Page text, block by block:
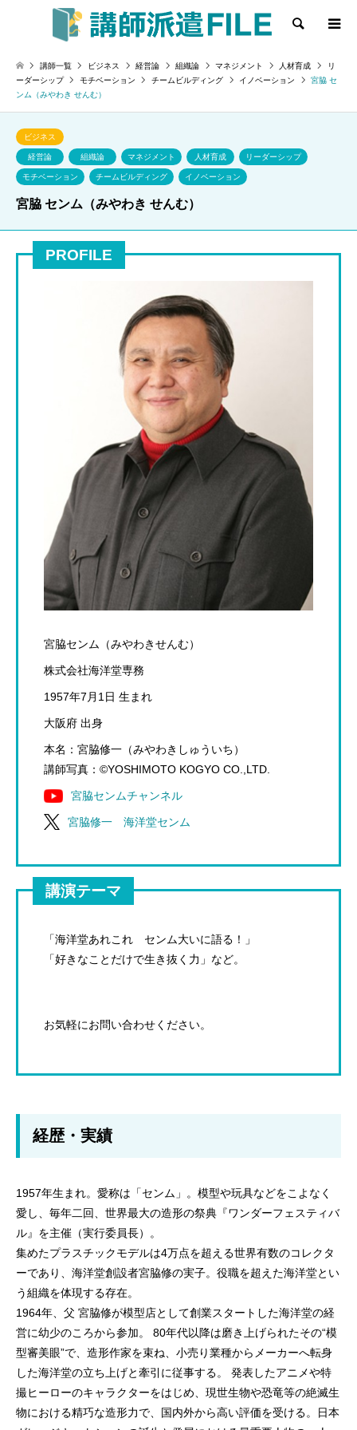
検索
講師一覧 ビジネス 経営論 組織論 マネジメント 人材育成
リ
ーダーシップ
モチベーション チームビルディング イノベーション
宮脇 セ
ンム（みやわき せんむ）
ビジネス
経営論 組織論 マネジメント 人材育成 リーダーシップ
モチベーション チームビルディング イノベーション
宮脇 センム（みやわき せんむ）
PROFILE
宮脇センム（みやわきせんむ）
株式会社海洋堂専務
1957年7月1日 生まれ
大阪府 出身
本名：宮脇修一（みやわきしゅういち）
講師写真：©YOSHIMOTO KOGYO CO.,LTD.
宮脇センムチャンネル
宮脇修一 海洋堂センム
講演テーマ
「海洋堂あれこれ センム大いに語る！」
「好きなことだけで生き抜く力」など。
お気軽にお問い合わせください。
経歴・実績
1957年生まれ。愛称は「センム」。模型や玩具などをこよなく
愛し、毎年二回、世界最大の造形の祭典『ワンダーフェスティバ
ル』を主催（実行委員長）。
集めたプラスチックモデルは4万点を超える世界有数のコレクタ
ーであり、海洋堂創設者宮脇修の実子。役職を超えた海洋堂とい
う組織を体現する存在。
1964年、父 宮脇修が模型店として創業スタートした海洋堂の経
営に幼少のころから参加。 80年代以降は磨き上げられたその“模
型審美眼”で、造形作家を束ね、小売り業種からメーカーへ転身
した海洋堂の立ち上げと牽引に従事する。 発表したアニメや特
撮ヒーローのキャラクターをはじめ、現世生物や恐竜等の絶滅生
物における精巧な造形力で、国内外から高い評価を受ける。日本